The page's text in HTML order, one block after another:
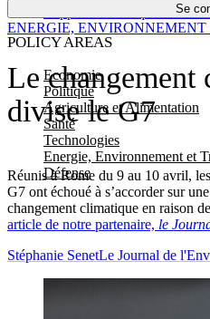
Se
POLICY AREAS
Economie
Politique
Agriculture et Alimentation
Santé
Technologies
Energie, Environnement et
Défense
Le changement
divise le G7
Réunis à Rome du 9 au 10 avril,
G7 ont échoué à s’accorder sur
changement climatique en raison
article de notre partenaire, le
ENERGIE, ENVIRONNEMENT
Stéphanie SenetLe Journal de